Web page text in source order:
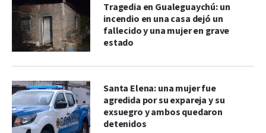
Tragedia en Gualeguaychú: un
incendio en una casa dejó un
fallecido y una mujer en grave
estado
Santa Elena: una mujer fue
agredida por su expareja y su
exsuegro y ambos quedaron
detenidos